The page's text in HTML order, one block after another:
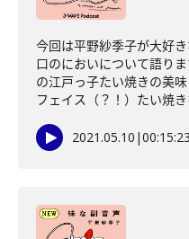
今回は平野紗季子が大好
口のにおいについて語り
の江戸っ子たい焼きの美
フェイス（？！）たい焼
2021.05.10 |00:15:23